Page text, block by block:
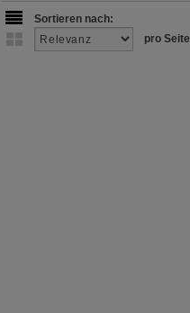
Sortieren nach:
pro Seite